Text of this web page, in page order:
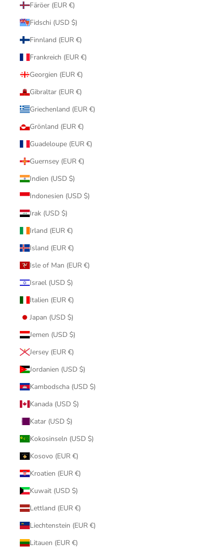
Färöer (EUR €)
Fidschi (USD $)
Finnland (EUR €)
Frankreich (EUR €)
Georgien (EUR €)
Gibraltar (EUR €)
Griechenland (EUR €)
Grönland (EUR €)
Guadeloupe (EUR €)
Guernsey (EUR €)
Indien (USD $)
Indonesien (USD $)
Irak (USD $)
Irland (EUR €)
Island (EUR €)
Isle of Man (EUR €)
Israel (USD $)
Italien (EUR €)
Japan (USD $)
Jemen (USD $)
Jersey (EUR €)
Jordanien (USD $)
Kambodscha (USD $)
Kanada (USD $)
Katar (USD $)
Kokosinseln (USD $)
Kosovo (EUR €)
Kroatien (EUR €)
Kuwait (USD $)
Lettland (EUR €)
Liechtenstein (EUR €)
Litauen (EUR €)